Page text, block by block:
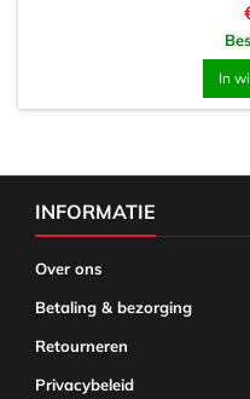
In
INFORMATIE
Over ons
Betaling & bezorging
Retourneren
Privacybeleid